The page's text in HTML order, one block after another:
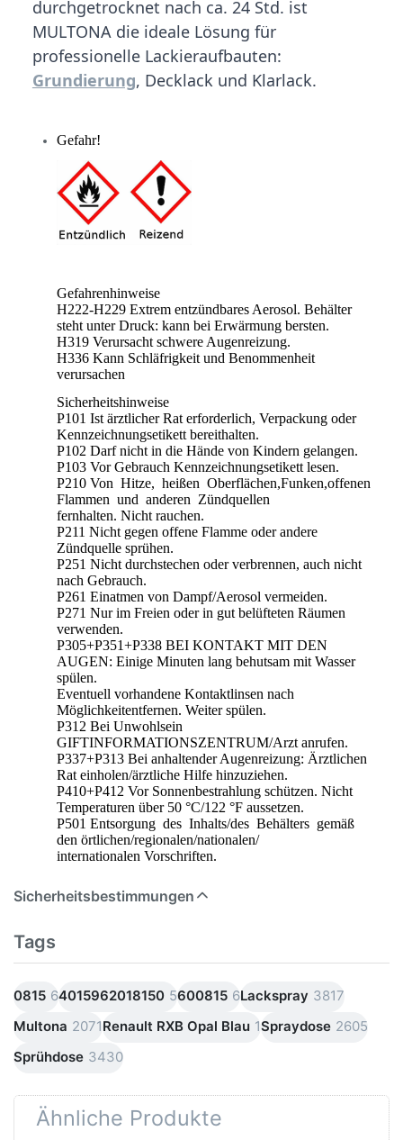
durchgetrocknet nach ca. 24 Std. ist
MULTONA die ideale Lösung für
professionelle Lackieraufbauten:
Grundierung, Decklack und Klarlack.
Gefahr!
Gefahrenhinweise
H222-H229 Extrem entzündbares Aerosol. Behälter
steht unter Druck: kann bei Erwärmung bersten.
H319 Verursacht schwere Augenreizung.
H336 Kann Schläfrigkeit und Benommenheit
verursachen
Sicherheitshinweise
P101 Ist ärztlicher Rat erforderlich, Verpackung oder
Kennzeichnungsetikett bereithalten.
P102 Darf nicht in die Hände von Kindern gelangen.
P103 Vor Gebrauch Kennzeichnungsetikett lesen.
P210 Von Hitze, heißen Oberflächen,Funken,offenen
Flammen und anderen Zündquellen
fernhalten. Nicht rauchen.
P211 Nicht gegen offene Flamme oder andere
Zündquelle sprühen.
P251 Nicht durchstechen oder verbrennen, auch nicht
nach Gebrauch.
P261 Einatmen von Dampf/Aerosol vermeiden.
P271 Nur im Freien oder in gut belüfteten Räumen
verwenden.
P305+P351+P338 BEI KONTAKT MIT DEN
AUGEN: Einige Minuten lang behutsam mit Wasser
spülen.
Eventuell vorhandene Kontaktlinsen nach
Möglichkeitentfernen. Weiter spülen.
P312 Bei Unwohlsein
GIFTINFORMATIONSZENTRUM/Arzt anrufen.
P337+P313 Bei anhaltender Augenreizung: Ärztlichen
Rat einholen/ärztliche Hilfe hinzuziehen.
P410+P412 Vor Sonnenbestrahlung schützen. Nicht
Temperaturen über 50 °C/122 °F aussetzen.
P501 Entsorgung des Inhalts/des Behälters gemäß
den örtlichen/regionalen/nationalen/
internationalen Vorschriften.
Sicherheitsbestimmungen
Tags
0815 64015962018150 5600815 6Lackspray 3817
Multona 2071Renault RXB Opal Blau 1Spraydose 2605
Sprühdose 3430
Ähnliche Produkte